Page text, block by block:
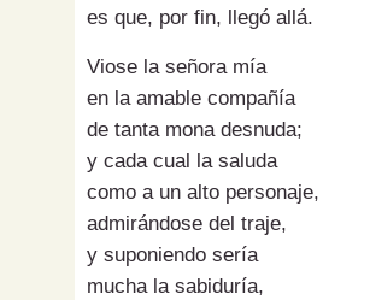
es que, por fin, llegó allá.
Viose la señora mía
en la amable compañía
de tanta mona desnuda;
y cada cual la saluda
como a un alto personaje,
admirándose del traje,
y suponiendo sería
mucha la sabiduría,